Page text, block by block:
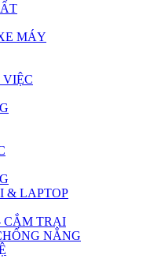
MÁY
& LAPTOP
CẮM TRẠI
NẮNG